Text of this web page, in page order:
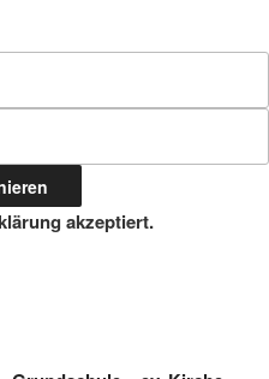
akzeptiert.